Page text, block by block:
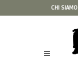
CHI SIAMO